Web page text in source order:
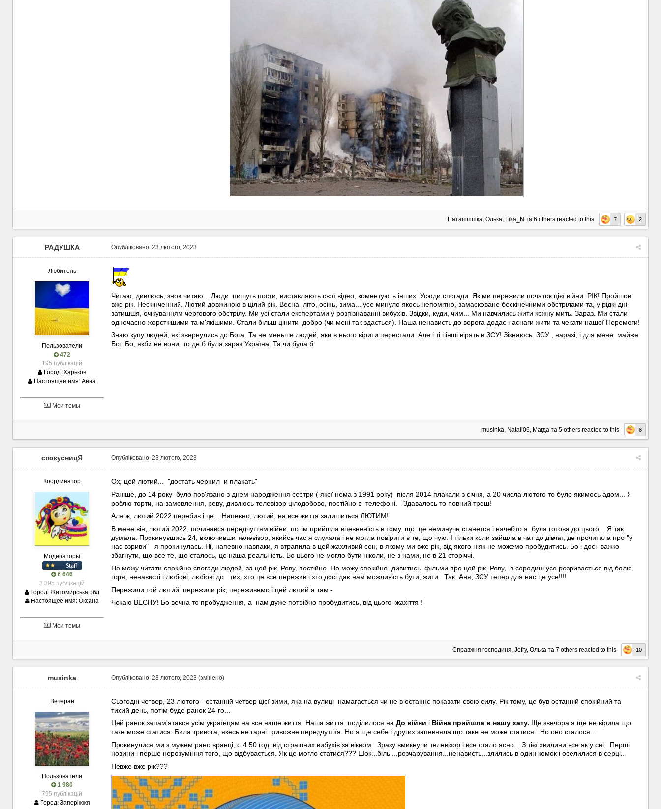
7 2
Наташшшка, Олька, Lika_N та 6 others reacted to this
РАДУШКА
Любитель
Пользователи
472
195 публікацій
Город: Харьков
Настоящее имя: Анна
Мои темы
Опубліковано: 23 лютого, 2023
Читаю, дивлюсь, знов читаю... Люди пишуть пости, виставляють свої відео, коментують інших. Усюди спогади. Як ми пережили початок цієї війни. РІК! Пройшов
вже рік. Нескінченний. Лютий довжиною в цілий рік. Весна, літо, осінь, зима... усе минуло якось непомітно, замасковане бескінечними обстрілами та, у рідкі дні
затишшя, очікуванням чергового обстрілу. Ми усі стали експертами у розпізнаванні вибухів. Звідки, куди, чим... Ми навчились жити кожну мить. Зараз. Ми стали
одночасно жорсткішими та м'якішими. Стали більш цінити добро (чи мені так здається). Наша ненависть до ворога додає наснаги жити та чекати нашої Перемоги!
Знаю купу людей, які звернулись до Бога. Та не меньше людей, яки в нього вірити перестали. Але і ті і інші вірять в ЗСУ! Зізнаюсь. ЗСУ , наразі, і для мене майже
Бог. Бо, якби не вони, то де б була зараз Україна. Та чи була б
8
musinka, Natali06, Магда та 5 others reacted to this
спокусницЯ
Координатор
Модераторы
6 646
3 395 публікацій
Город: Житомирська обл
Настоящее имя: Оксана
Мои темы
Опубліковано: 23 лютого, 2023
Ох, цей лютий... "достать чернил и плакать"
Раніше, до 14 року було пов'язано з днем народження сестри ( якої нема з 1991 року) після 2014 плакали з січня, а 20 числа лютого то було якимось адом... Я
роблю торти, на замовлення, реву, дивлюсь телевізор цілодобово, постійно в телефоні. Здавалось то повний треш!
Але ж, лютий 2022 перебив і це... Напевно, лютий, на все життя залишиться ЛЮТИМ!
В мене він, лютий 2022, починався передчуттям війни, потім прийшла впевненість в тому, що це неминуче станется і начебто я була готова до цього... Я так
думала. Прокинувшись 24, включивши телевізор, якийсь час я слухала і не могла повірити в те, що чую. І тільки коли зайшла в чат до дівчат, де прочитала про "у
нас взриви" я прокинулась. Ні, напевно навпаки, я втрапила в цей жахливий сон, в якому ми вже рік, від якого ніяк не можемо пробудитись. Бо і досі важко
збагнути, що все те, що сталось, це наша реальність. Бо цього не могло бути ніколи, не з нами, не в 21 сторіччі.
Не можу читати спокійно спогади людей, за цей рік. Реву, постійно. Не можу спокійно дивитись фільми про цей рік. Реву, в середині усе розривається від болю,
горя, ненависті і любові, любові до тих, хто це все пережив і хто досі дає нам можливість бути, жити. Так, Аня, ЗСУ тепер для нас це усе!!!!
Пережили той лютий, пережили рік, переживемо і цей лютий а там -
Чекаю ВЕСНУ! Бо вечна то пробудження, а нам дуже потрібно пробудитись, від цього жахіття !
10
Справжня господиня, Jefry, Олька та 7 others reacted to this
musinka
Ветеран
Пользователи
1 980
795 публікацій
Город: Запоріжжя
Опубліковано: 23 лютого, 2023 (змінено)
Сьогодні четвер, 23 лютого - останній четвер цієї зими, яка на вулиці намагається чи не в останнє показати свою силу. Рік тому, це був останній спокійний та
тихий день, потім буде ранок 24-го...
Цей ранок запам'ятався усім українцям на все наше життя. Наша життя поділилося на До війни і Війна прийшла в нашу хату. Ще звечора я ще не вірила що
таке може статися. Била тривога, якесь не гарні тривожне передчуттіїя. Но я ще себе і других запевняла що таке не може статися.. Но оно сталося...
Прокинулися ми з мужем рано вранці, о 4.50 год, від страшних вибухів за вікном. Зразу вмикнули телевізор і все стало ясно... З тієї хвилини все як у сні...Перші
новини і перше нерозуміння того, що відбувається. Як це могло статися??? Шок...біль....розчарування...ненависть...злились в один комок і оселилися в серці..
Невже вже рік???